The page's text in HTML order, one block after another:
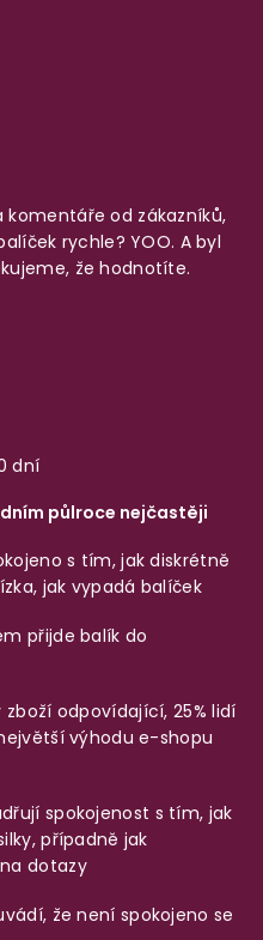
od zákazníků,
rychle? YOO. A byl
že hodnotíte.
dní
půlroce nejčastěji
s tím, jak diskrétně
jak vypadá balíček
přijde balík do
odpovídající, 25% lidí
výhodu e-shopu
spokojenost s tím, jak
případně jak
dotazy
že není spokojeno se